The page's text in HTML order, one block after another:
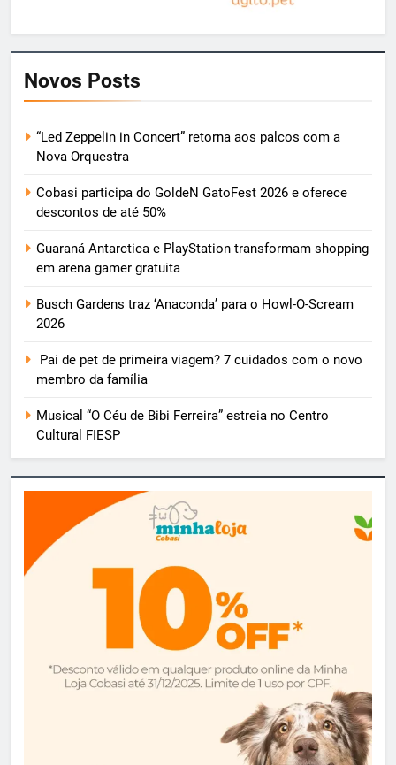
Novos Posts
“Led Zeppelin in Concert” retorna aos palcos com a
Nova Orquestra
Cobasi participa do GoldeN GatoFest 2026 e oferece
descontos de até 50%
Guaraná Antarctica e PlayStation transformam shopping
em arena gamer gratuita
Busch Gardens traz ‘Anaconda’ para o Howl-O-Scream
2026
Pai de pet de primeira viagem? 7 cuidados com o novo
membro da família
Musical “O Céu de Bibi Ferreira” estreia no Centro
Cultural FIESP